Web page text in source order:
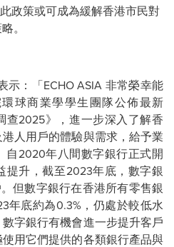
政策或可成為緩解香港市民對
。
示：「ECHOASIA 非常榮幸能
球商業學學生團隊公佈最新
查2025》，進一步深入了解香
人用戶的體驗與需求，給予業
自2020年八間數字銀行正式開
提升，截至2023年底，數字銀
但數字銀行在香港所有零售銀
年底約為0.3%，仍處於較低水
字銀行有機會進一步提升客戶
用它們提供的各類銀行產品與